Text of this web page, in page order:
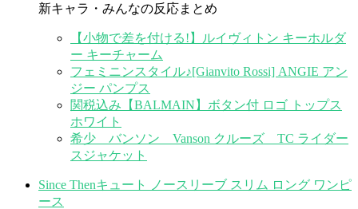
新キャラ・みんなの反応まとめ
【小物で差を付ける!】ルイヴィトン キーホルダ
ー キーチャーム
フェミニンスタイル♪[Gianvito Rossi] ANGIE アン
ジー パンプス
関税込み【BALMAIN】ボタン付 ロゴ トップス
ホワイト
希少 バンソン Vanson クルーズ TC ライダー
スジャケット
Since Thenキュート ノースリーブ スリム ロング ワンピ
ース